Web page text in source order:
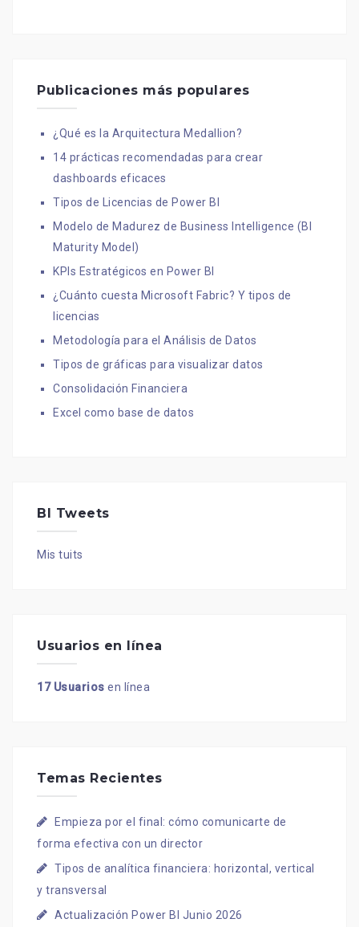
Publicaciones más populares
¿Qué es la Arquitectura Medallion?
14 prácticas recomendadas para crear
dashboards eficaces
Tipos de Licencias de Power BI
Modelo de Madurez de Business Intelligence (BI
Maturity Model)
KPIs Estratégicos en Power BI
¿Cuánto cuesta Microsoft Fabric? Y tipos de
licencias
Metodología para el Análisis de Datos
Tipos de gráficas para visualizar datos
Consolidación Financiera
Excel como base de datos
BI Tweets
Mis tuits
Usuarios en línea
17 Usuarios en línea
Temas Recientes
Empieza por el final: cómo comunicarte de
forma efectiva con un director
Tipos de analítica financiera: horizontal, vertical
y transversal
Actualización Power BI Junio 2026